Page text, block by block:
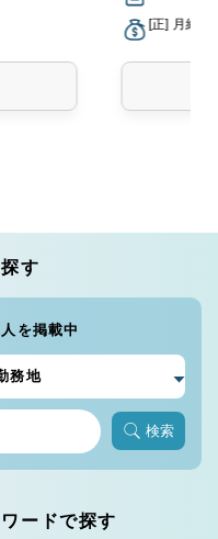
[正] 月給
す
を掲載中
検索
ードで探す